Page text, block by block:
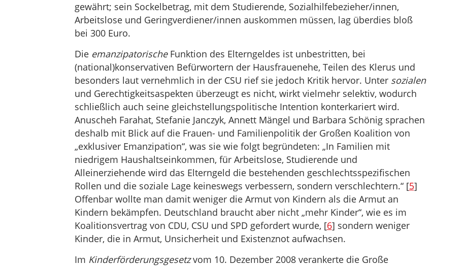
gewährt; sein Sockelbetrag, mit dem Studierende, Sozialhilfebezieher/innen,
Arbeitslose und Geringverdiener/innen auskommen müssen, lag überdies bloß
bei 300 Euro.
Die emanzipatorischeFunktion des Elterngeldes ist unbestritten, bei
(national)konservativen Befürwortern der Hausfrauenehe, Teilen des Klerus und
besonders laut vernehmlich in der CSU rief sie jedoch Kritik hervor. Unter sozialen
und Gerechtigkeitsaspekten überzeugt es nicht, wirkt vielmehr selektiv, wodurch
schließlich auch seine gleichstellungspolitische Intention konterkariert wird.
Anuscheh Farahat, Stefanie Janczyk, Annett Mängel und Barbara Schönig sprachen
deshalb mit Blick auf die Frauen- und Familienpolitik der Großen Koalition von
„exklusiver Emanzipation“, was sie wie folgt begründeten: „In Familien mit
niedrigem Haushaltseinkommen, für Arbeitslose, Studierende und
Alleinerziehende wird das Elterngeld die bestehenden geschlechtsspezifischen
Rollen und die soziale Lage keineswegs verbessern, sondern verschlechtern.“ [5]
Offenbar wollte man damit weniger die Armut von Kindern als die Armut an
Kindern bekämpfen. Deutschland braucht aber nicht „mehr Kinder“, wie es im
Koalitionsvertrag von CDU, CSU und SPD gefordert wurde, [6] sondern weniger
Kinder, die in Armut, Unsicherheit und Existenznot aufwachsen.
Im Kinderförderungsgesetzvom 10. Dezember 2008 verankerte die Große